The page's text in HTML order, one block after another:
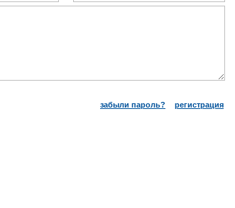
забыли пароль? регистрация